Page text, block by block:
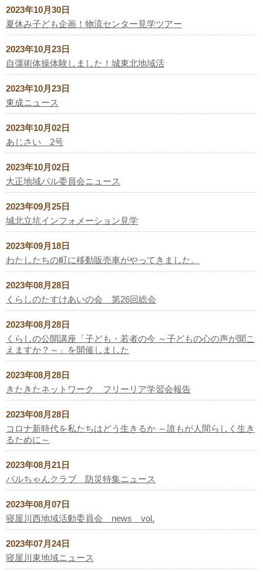
2023年10月30日
夏休み子ども企画！物流センター見学ツアー
2023年10月23日
自彊術体操体験しました！城東北地域活
2023年10月23日
東成ニュース
2023年10月02日
あじさい 2号
2023年10月02日
大正地域パル委員会ニュース
2023年09月25日
城北立坑インフォメーション見学
2023年09月18日
わたしたちの町に移動販売車がやってきました。
2023年08月28日
くらしのたすけあいの会 第26回総会
2023年08月28日
くらしの公開講座「子ども・若者の今 ～子どもの心の声が聞こ
えますか？～」を開催しました
2023年08月28日
きたきたネットワーク フリーリア学習会報告
2023年08月28日
コロナ新時代を私たちはどう生きるか ～誰もが人間らしく生き
るために～
2023年08月21日
パルちゃんクラブ 防災特集ニュース
2023年08月07日
寝屋川西地域活動委員会 news vol.
2023年07月24日
寝屋川東地域ニュース